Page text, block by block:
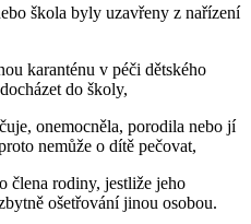
škola byly uzavřeny z nařízení
karanténu v péči dětského
do školy,
onemocněla, porodila nebo jí
nemůže o dítě pečovat,
člena rodiny, jestliže jeho
ošetřování jinou osobou.